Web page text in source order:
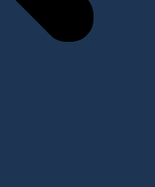
дизайнерской мебели
уже сегодня, и